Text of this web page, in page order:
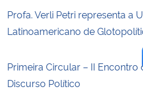
Profa. Verli Petri representa a
Latinoamericano de
Primeira Circular – II
Discurso Político